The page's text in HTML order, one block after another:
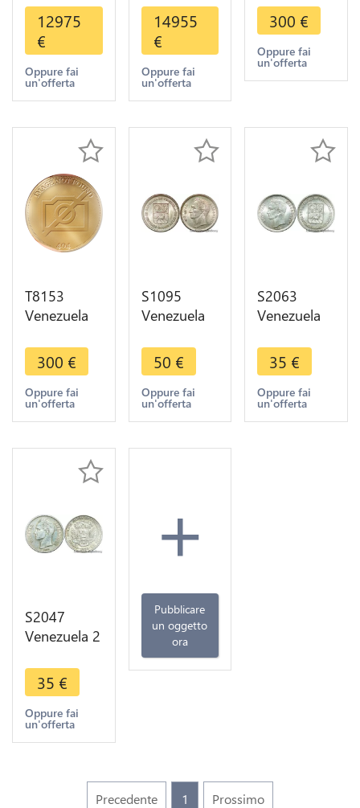
Graded
Venezuela
1/4 Real
1813
Guiana
12975
€
Oppure fai
un'offerta
Bolivares
Barre 1888
Paris Silver
PCGS AU58
SUP AU
14955
€
Oppure fai
un'offerta
Guyana 1/2
Real
Ferdinand
VII -> M
300 €
Oppure fai
un'offerta
T8153
Venezuela
Real
Ferdinand
VII -> M
Offer
300 €
Oppure fai
un'offerta
S1095
Venezuela
Centimos
Bolivar
1954
Argent
FDC UNC -
50 €
Oppure fai
un'offerta
S2063
Venezuela
Centimos
1954 FDC
BU Silver -
>Make
35 €
Oppure fai
un'offerta
S2047
Venezuela 2
Gram 10
Bolivar
1936 Silver
->Make
35 €
Oppure fai
un'offerta
+
Pubblicare
un oggetto
ora
Precedente 1 Prossimo